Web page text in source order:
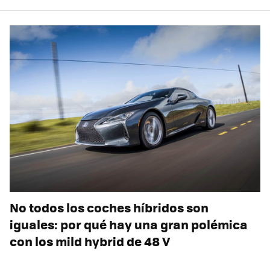
No todos los coches híbridos son
iguales: por qué hay una gran polémica
con los mild hybrid de 48 V